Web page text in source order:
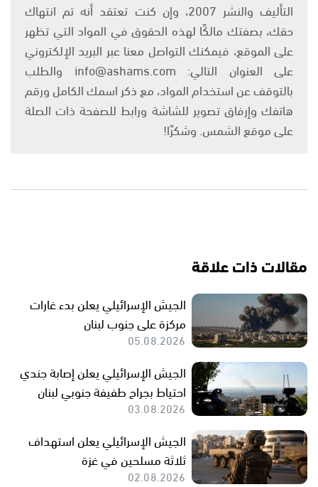
التأليف والنشر 2007، وإن كنت تعتقد أنه تم انتهاك
حقك، بصفتك مالكًا لهذه الحقوق في المواد التي تظهر
على الموقع، فيمكنك التواصل معنا عبر البريد الإلكتروني
على العنوان التالي: info@ashams.com والطلب
بالتوقف عن استخدام المواد، مع ذكر اسمك الكامل ورقم
هاتفك وإرفاق تصوير للشاشة ورابط للصفحة ذات الصلة
على موقع الشمس. وشكرًا!
مقالات ذات علاقة
الجيش الإسرائيلي يعلن بدء غارات
مركزة على جنوب لبنان
05.08.2026
الجيش الإسرائيلي يعلن إصابة جندي
احتياط بجراح طفيفة جنوبي لبنان
03.08.2026
الجيش الإسرائيلي يعلن استهداف
ثلاثة مسلحين في غزة
02.08.2026